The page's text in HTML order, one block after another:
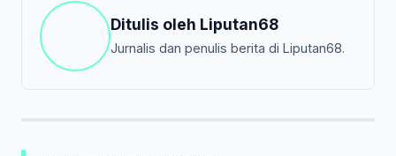
Ditulis oleh Liputan68
Jurnalis dan penulis berita di Liputan68.